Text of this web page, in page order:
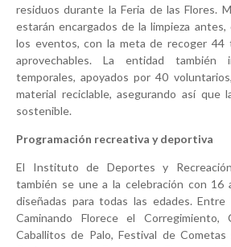
residuos durante la Feria de las Flores.
estarán encargados de la limpieza
los eventos, con la meta de recoger 44
aprovechables. La entidad también
temporales, apoyados por 40
material reciclable, asegurando así que
sostenible.
Programación recreativa y deportiva
El Instituto de Deportes y
también se une a la celebración con 16
diseñadas para todas las edades.
Caminando Florece el Corregimiento,
Caballitos de Palo, Festival de